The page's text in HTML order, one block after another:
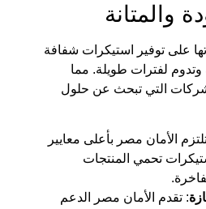
والمتانة
على توفير استيكرات شفافة
وتدوم لفترات طويلة. مما
التي تبحث عن حلول
الأمان مصر بأعلى معايير
تحمي المنتجات
: تقدم الأمان مصر الدعم